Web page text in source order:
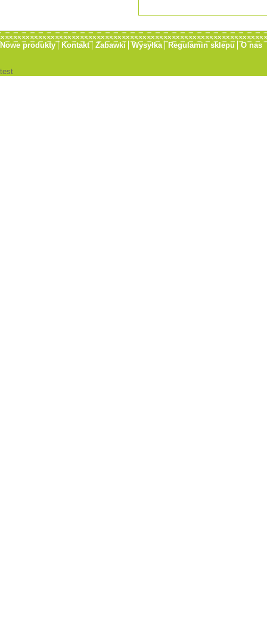
Nowe produkty Kontakt Zabawki Wysyłka Regulamin sklepu O nas
test